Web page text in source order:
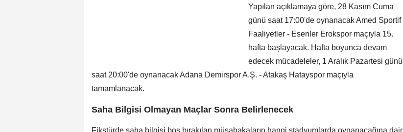
Yapılan açıklamaya göre, 28 Kasım Cuma
günü saat 17:00'de oynanacak Amed Sportif
Faaliyetler - Esenler Erokspor maçıyla 15.
hafta başlayacak. Hafta boyunca devam
edecek mücadeleler, 1 Aralık Pazartesi günü
saat 20:00'de oynanacak Adana Demirspor A.Ş. - Atakaş Hatayspor maçıyla
tamamlanacak.
Saha Bilgisi Olmayan Maçlar Sonra Belirlenecek
Fikstürde saha bilgisi boş bırakılan müsabakaların hangi stadyumlarda oynanacağına dair